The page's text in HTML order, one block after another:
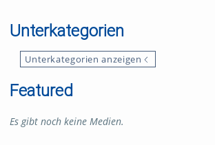
Unterkategorien
Unterkategorien anzeigen
Featured
Es gibt noch keine Medien.